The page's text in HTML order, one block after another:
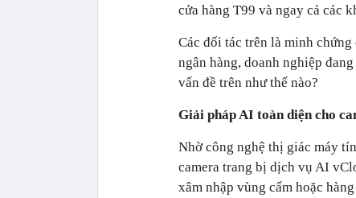
cửa hàng T99 và ngay cả các
Các đối tác trên là minh
ngân hàng, doanh nghiệp
vấn đề trên như thế nào?
Giải pháp AI toàn diện cho
Nhờ công nghệ thị giác máy
camera trang bị dịch vụ AI
xâm nhập vùng cấm hoặc